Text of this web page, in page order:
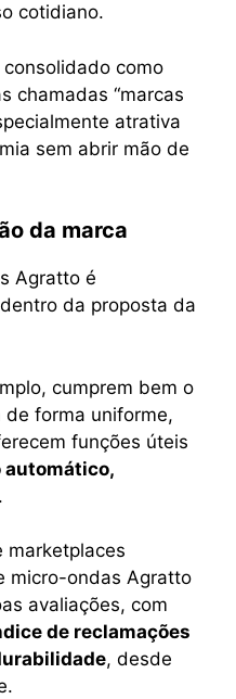
cotidiano.
como
chamadas “marcas
atrativa
sem abrir mão de
da marca
Agratto é
da proposta da
cumprem bem o
forma uniforme,
funções úteis
automático,
.
marketplaces
micro-ondas Agratto
avaliações, com
de reclamações
, desde